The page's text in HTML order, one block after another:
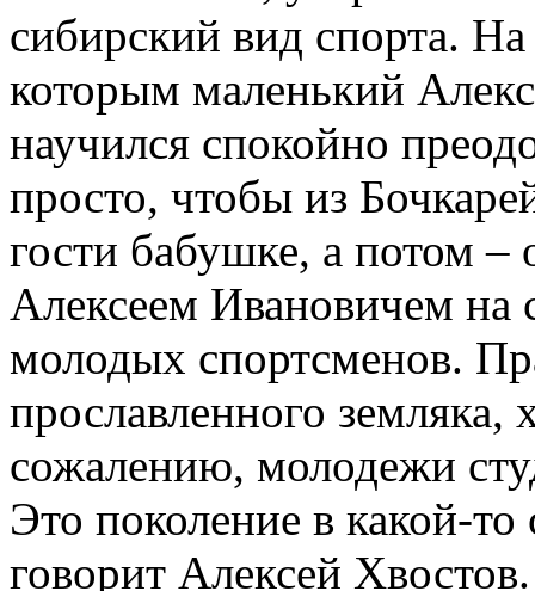
сибирский вид спорта.
которым маленький
научился спокойно
просто, чтобы из
гости бабушке, а потом –
Алексеем Ивановичем на
молодых спортсменов.
прославленного
сожалению, молодежи
Это поколение в какой-
говорит Алексей